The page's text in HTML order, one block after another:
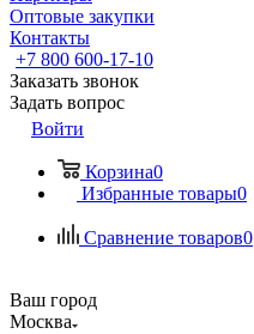
Оптовые закупки
Контакты
+7 800 600-17-10
Заказать звонок
Задать вопрос
Войти
Корзина0
Избранные товары0
Сравнение товаров0
Ваш город
Москва